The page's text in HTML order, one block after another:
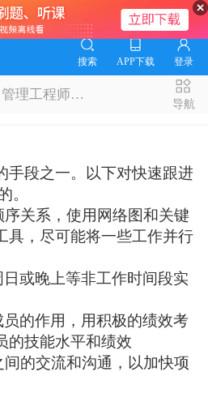
搜索 APP下载 登录
工程师题库
导航
手段之一。以下对快速跟进
。
关系，使用网络图和关键
具，尽可能将一些工作并行
或晚上等非工作时间段实
的作用，用积极的绩效考
的技能水平和绩效
的交流和沟通，以加快项